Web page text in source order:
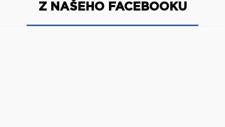
Z NAŠEHO FACEBOOKU